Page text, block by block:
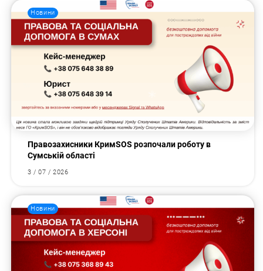
Новини
Правозахисники КримSOS розпочали роботу в
Сумській області
3 / 07 / 2026
Новини